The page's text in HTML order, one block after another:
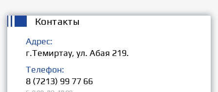
Контакты
Адрес:
г.Темиртау, ул. Абая 219.
Телефон:
8 (7213) 99 77 66